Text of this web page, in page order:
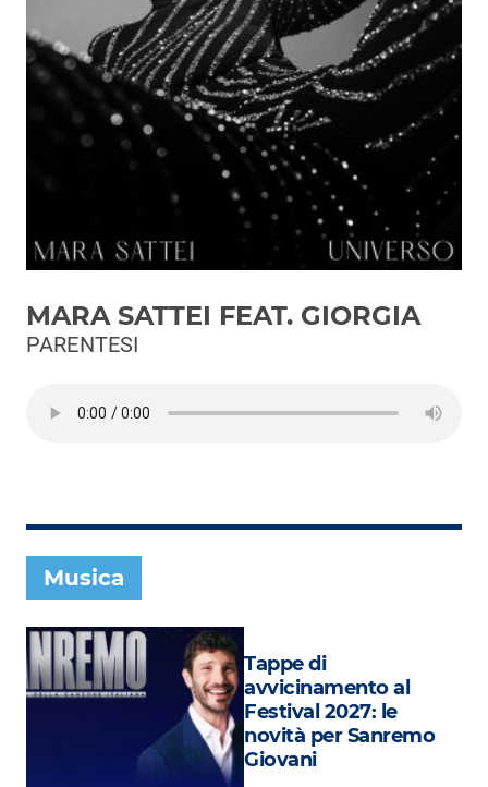
Interviste
Playlist
Novità
Subasio Playlist
Radio Subasio
Radio Subasio +
Radio Suby
Foto
Speciali
Oroscopo
Radio Subasio Music Club
Sanremo 2026
MARA SATTEI FEAT. GIORGIA
PARENTESI
Musica
Tappe di
avvicinamento al
Festival 2027: le
novità per Sanremo
Giovani